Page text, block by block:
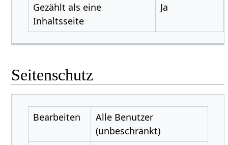
Gezählt als eine
Inhaltsseite
Ja
Seitenschutz
Bearbeiten
Alle Benutzer
(unbeschränkt)